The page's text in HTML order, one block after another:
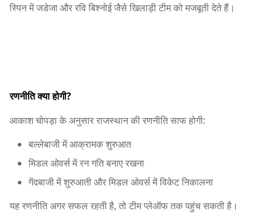
स्पिन में जडेजा औररवि बिश्नोईजैसे खिलाड़ी टीम को मजबूती देते हैं।
रणनीति क्या होगी?
आकाश चोपड़ा के अनुसार राजस्थान की रणनीति साफ होगी:
बल्लेबाजी में आक्रामक शुरुआत
मिडल ओवर्स में रन गति बनाए रखना
गेंदबाजी में शुरुआती और मिडल ओवर्स में विकेट निकालना
यह रणनीति अगर सफल रहती है, तो टीम प्लेऑफ तक पहुंच सकती है।